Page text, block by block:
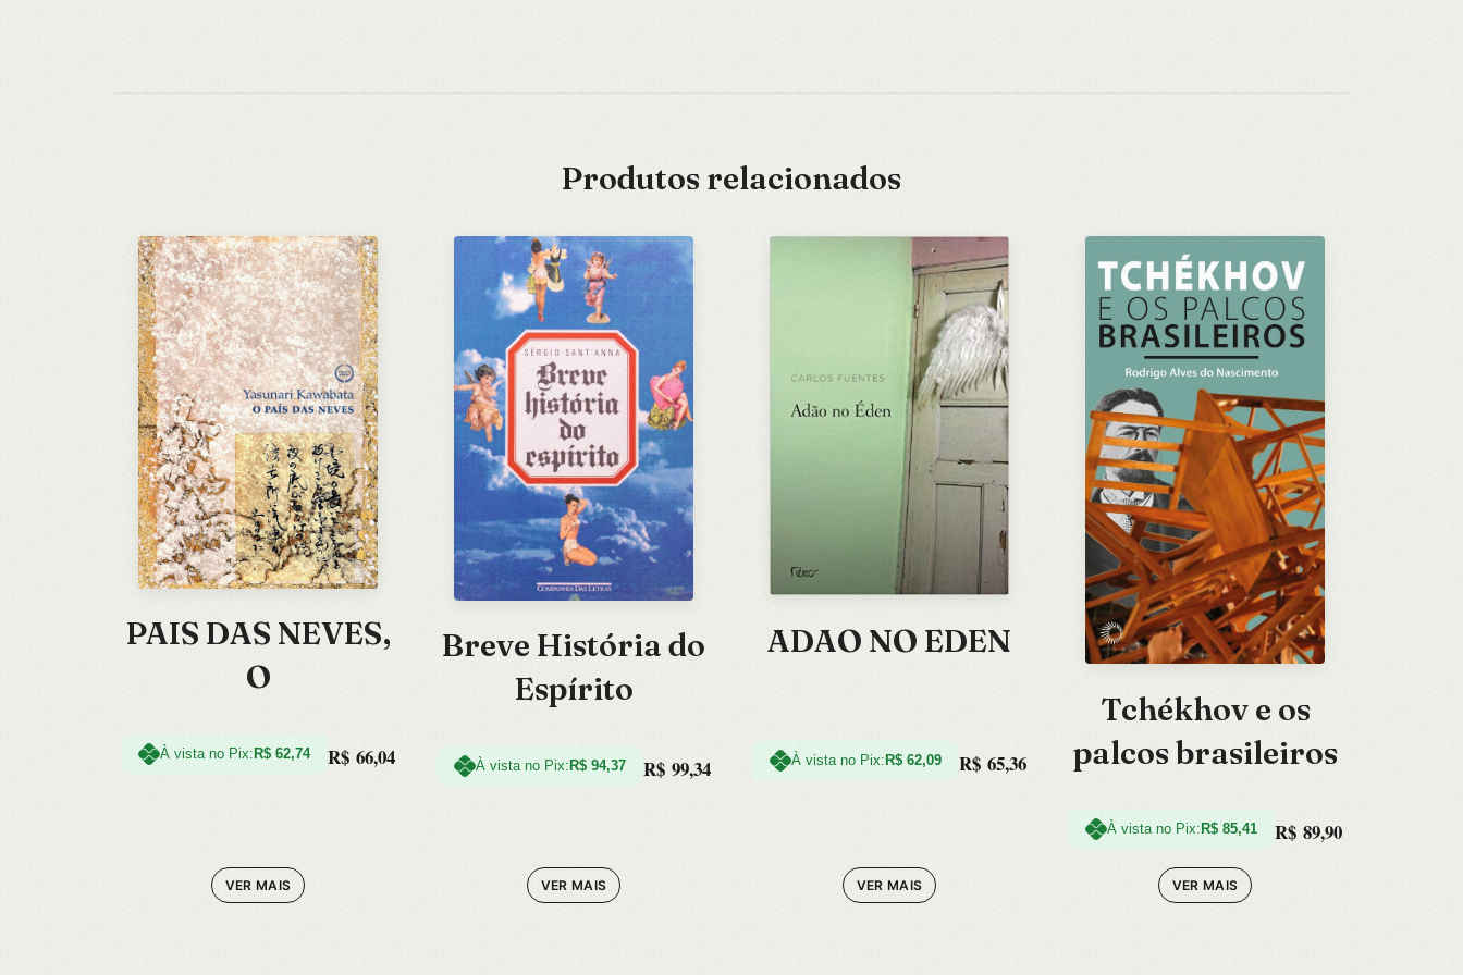
Produtos relacionados
PAIS DAS NEVES,
O
À vista no Pix: R$ 62,74 R$ 66,04
VER MAIS
Breve História do
Espírito
À vista no Pix: R$ 94,37 R$ 99,34
VER MAIS
ADAO NO EDEN
À vista no Pix: R$ 62,09 R$ 65,36
VER MAIS
Tchékhov e os
palcos brasileiros
À vista no Pix: R$ 85,41 R$ 89,90
VER MAIS